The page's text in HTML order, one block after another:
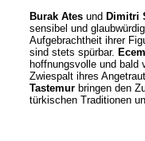
Burak Atesund Dimitri
sensibel und
Aufgebrachtheit ihrer
sind stets spürbar.
hoffnungsvolle und bald
Zwiespalt ihres
Tastemurbringen den
türkischen Traditionen